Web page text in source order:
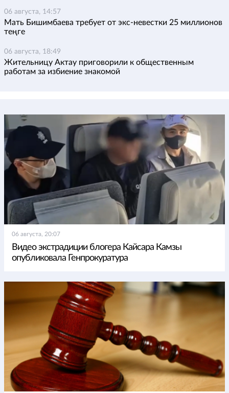
06 августа, 14:57
Мать Бишимбаева требует от экс-невестки 25 миллионов
теңге
06 августа, 18:49
Жительницу Актау приговорили к общественным
работам за избиение знакомой
06 августа, 20:07
Видео экстрадиции блогера Кайсара Камзы
опубликовала Генпрокуратура